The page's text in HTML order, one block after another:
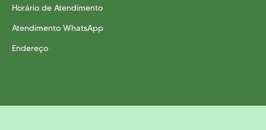
Horário de Atendimento
Atendimento WhatsApp
Endereço